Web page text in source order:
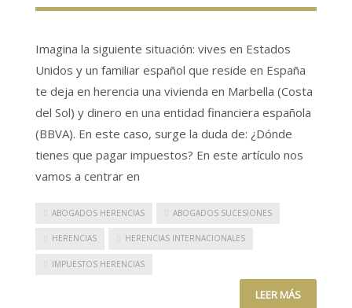
Imagina la siguiente situación: vives en Estados
Unidos y un familiar español que reside en España
te deja en herencia una vivienda en Marbella (Costa
del Sol) y dinero en una entidad financiera española
(BBVA). En este caso, surge la duda de: ¿Dónde
tienes que pagar impuestos? En este artículo nos
vamos a centrar en
ABOGADOS HERENCIAS ABOGADOS SUCESIONES
HERENCIAS HERENCIAS INTERNACIONALES
IMPUESTOS HERENCIAS
LEER MÁS